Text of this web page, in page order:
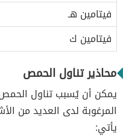
فيتامين هـ
فيتامين ك
محاذير تناول الحمص
يمكن أن يُسبب تناول الحمص
المرغوبة لدى العديد من
يأتي: